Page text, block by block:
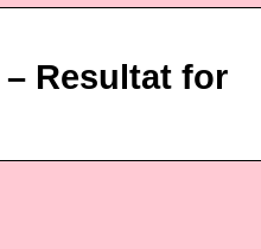
– Resultat for